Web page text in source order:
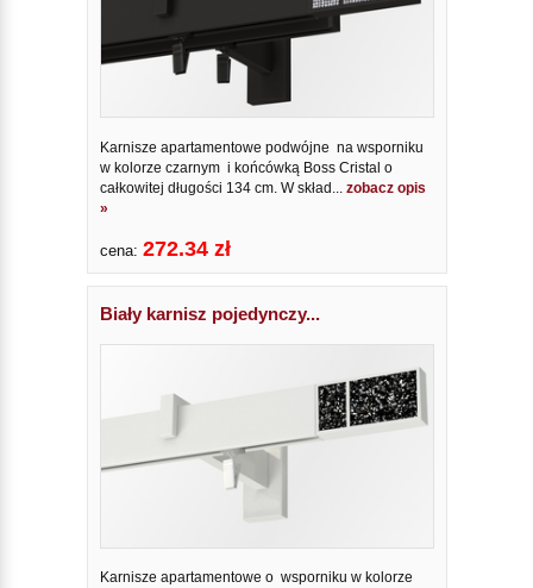
Karnisze apartamentowe podwójne na wsporniku
w kolorze czarnym i końcówką Boss Cristal o
całkowitej długości 134 cm. W skład... zobacz opis
»
cena: 272.34 zł
Biały karnisz pojedynczy...
Karnisze apartamentowe o wsporniku w kolorze